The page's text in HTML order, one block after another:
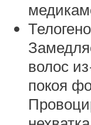
волос
покоя